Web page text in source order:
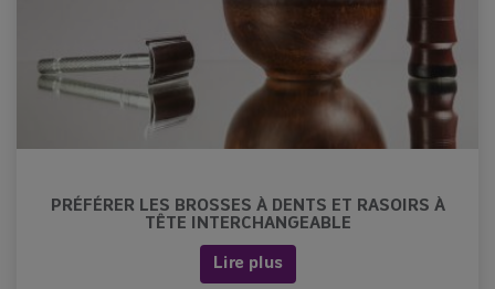
Voici les dates à venir :
👉Samedi 12 septembre à Vitré
👉 Samedi 10 octobre à Retiers
📣+ Une nouvelle date : Samedi 14
novembre à Châteaubourg
Le SMICTOM Sud Est 35
PRÉFÉRER LES BROSSES À DENTS ET RASOIRS À
TÊTE INTERCHANGEABLE
Lire plus